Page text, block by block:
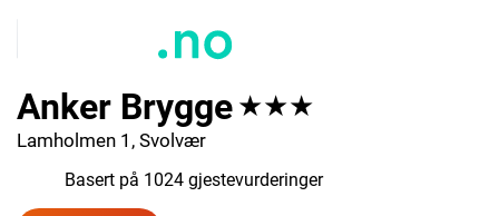
Anker Brygge ★★★
Lamholmen 1, Svolvær
Basert på 1024 gjestevurderinger